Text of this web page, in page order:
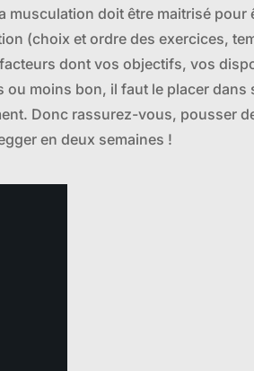
musculation doit être maitrisé pour
(choix et ordre des exercices,
dont vos objectifs, vos
ou moins bon, il faut le placer dans
Donc rassurez-vous, pousser
en deux semaines !